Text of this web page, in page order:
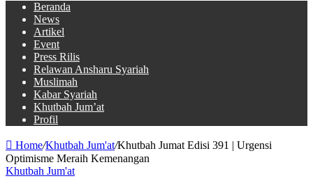
Beranda
News
Artikel
Event
Press Rilis
Relawan Ansharu Syariah
Muslimah
Kabar Syariah
Khutbah Jum’at
Profil
Home/Khutbah Jum'at/Khutbah Jumat Edisi 391 | Urgensi
Optimisme Meraih Kemenangan
Khutbah Jum'at